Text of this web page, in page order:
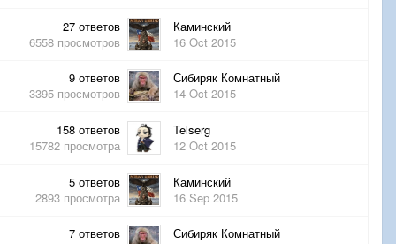
27 ответов
6558 просмотров
Каминский
16 Oct 2015
9 ответов
3395 просмотров
Сибиряк Комнатный
14 Oct 2015
158 ответов
15782 просмотра
Telserg
12 Oct 2015
5 ответов
2893 просмотра
Каминский
16 Sep 2015
7 ответов
Сибиряк Комнатный